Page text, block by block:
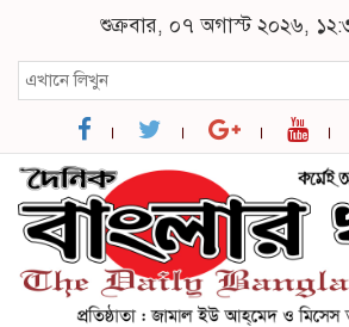
শুক্রবার, ০৭ অগাস্ট ২০২৬,